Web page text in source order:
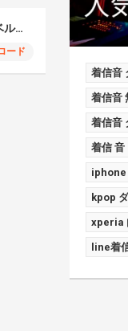
Samsung Galaxy S25 ベルフォン
ード
着信音
着信音
着信音
着信 音
iphone
kpop
xperia
line着